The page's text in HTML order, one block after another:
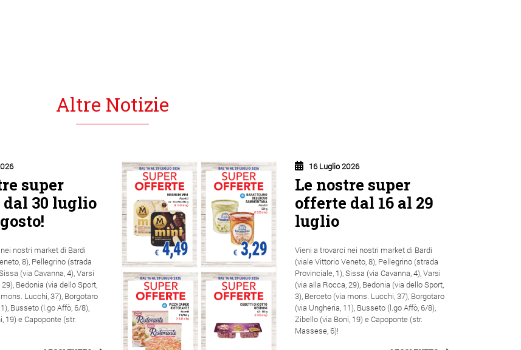
Altre Notizie
super
30 luglio
nostri market di Bardi
8), Pellegrino (strada
(via Cavanna, 4), Varsi
Bedonia (via dello Sport,
Lucchi, 37), Borgotaro
Busseto (l.go Affò, 6/8),
19) e Capoponte (str.
16 Luglio 2026
Le nostre super
offerte dal 16 al 29
luglio
Vieni a trovarci nei nostri market di Bardi
(viale Vittorio Veneto, 8), Pellegrino (strada
Provinciale, 1), Sissa (via Cavanna, 4), Varsi
(via alla Rocca, 29), Bedonia (via dello Sport,
3), Berceto (via mons. Lucchi, 37), Borgotaro
(via Ungheria, 11), Busseto (l.go Affò, 6/8),
Zibello (via Boni, 19) e Capoponte (str.
Massese, 6)!